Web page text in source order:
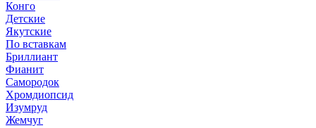
Конго
Детские
Якутские
По вставкам
Бриллиант
Фианит
Самородок
Хромдиопсид
Изумруд
Жемчуг